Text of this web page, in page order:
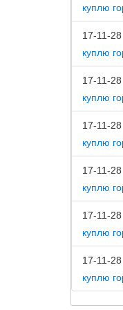
17-11-28
17-11-28
17-11-28
17-11-28
17-11-28
17-11-28